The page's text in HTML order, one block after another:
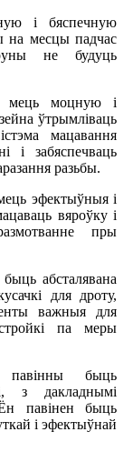
і бяспечную
на месцы падчас
не будуць
мець моцную і
ўтрымліваць
мацавання
і забяспечваць
разьбы.
эфектыўныя і
вяроўку і
пры
абсталявана
для дроту,
важныя для
па меры
быць
з дакладнымі
павінен быць
і эфектыўнай